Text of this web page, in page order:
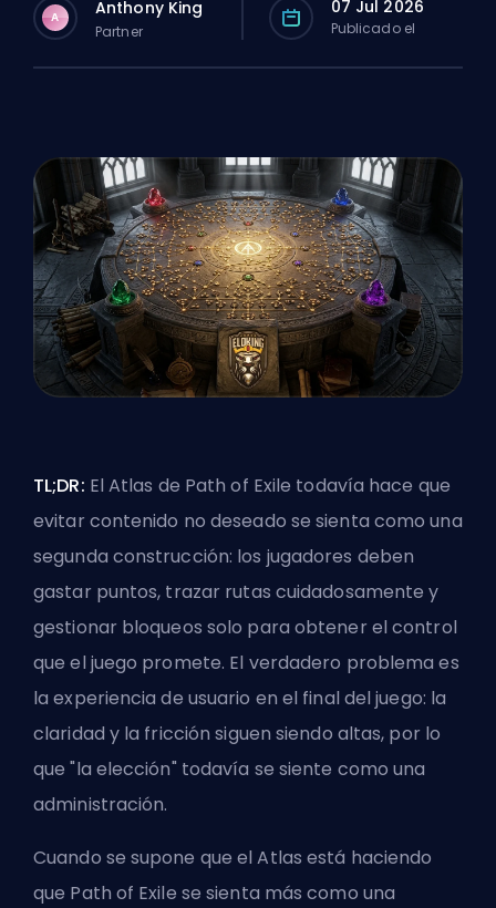
A Anthony King
Partner
07 Jul 2026
Publicado el
TL;DR: El Atlas de Path of Exile todavía hace que
evitar contenido no deseado se sienta como una
segunda construcción: los jugadores deben
gastar puntos, trazar rutas cuidadosamente y
gestionar bloqueos solo para obtener el control
que el juego promete. El verdadero problema es
la experiencia de usuario en el final del juego: la
claridad y la fricción siguen siendo altas, por lo
que "la elección" todavía se siente como una
administración.
Cuando se supone que el Atlas está haciendo
que Path of Exile se sienta más como una